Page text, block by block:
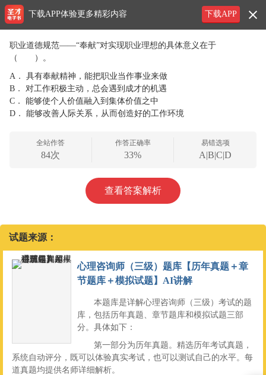
职业道德规范——“奉献”对实现职业理想的具体意义在于
（ ）。
A．
具有奉献精神，能把职业当作事业来做
B．
对工作积极主动，总会遇到成才的机遇
C．
能够使个人价值融入到集体价值之中
D．
能够改善人际关系，从而创造好的工作环境
全站作答
84次
作答正确率
33%
易错选项
A|B|C|D
查看答案解析
试题来源：
心理咨询师（三级）题库【历年真题＋章
节题库＋模拟试题】AI讲解
本题库是详解心理咨询师（三级）考试的题
库，包括历年真题、章节题库和模拟试题三部
分。具体如下：
第一部分为历年真题。精选历年考试真题，
系统自动评分，既可以体验真实考试，也可以测试自己的水平。每
道真题均提供名师详细解析。
下载APP
下载APP体验更多精彩内容